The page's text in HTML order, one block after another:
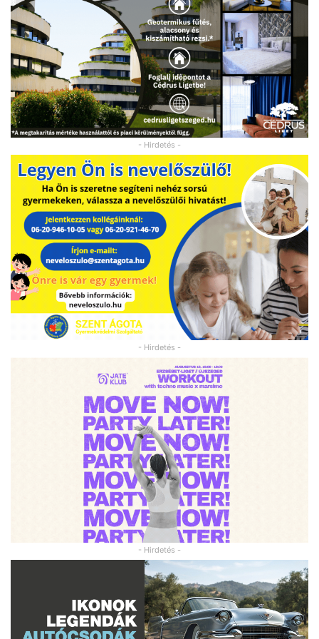
- Hirdetés -
- Hirdetés -
- Hirdetés -